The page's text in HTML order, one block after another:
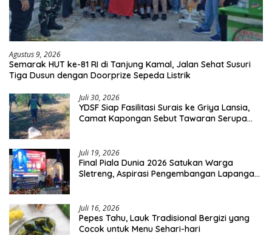
Agustus 9, 2026
Semarak HUT ke-81 RI di Tanjung Kamal, Jalan Sehat Susuri
Tiga Dusun dengan Doorprize Sepeda Listrik
Juli 30, 2026
YDSF Siap Fasilitasi Surais ke Griya Lansia,
Camat Kapongan Sebut Tawaran Serupa
Juli 19, 2026
Final Piala Dunia 2026 Satukan Warga
Sletreng, Aspirasi Pengembangan Lapangan
Juli 16, 2026
Pepes Tahu, Lauk Tradisional Bergizi yang
Cocok untuk Menu Sehari-hari